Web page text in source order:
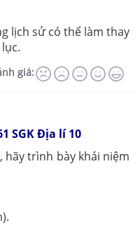
lịch sử có thể làm thay
giá:
SGK Địa lí 10
trình bày khái niệm